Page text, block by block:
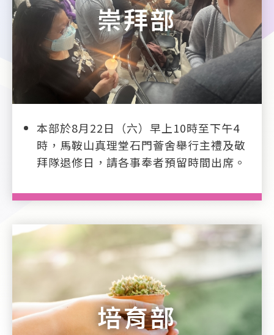
崇拜部
本部於8月22日（六）早上10時至下午4
時，馬鞍山真理堂石門薈舍舉行主禮及敬
拜隊退修日，請各事奉者預留時間出席。
培育部